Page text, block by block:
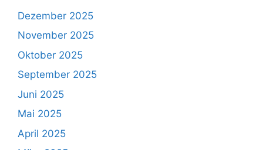
Dezember 2025
November 2025
Oktober 2025
September 2025
Juni 2025
Mai 2025
April 2025